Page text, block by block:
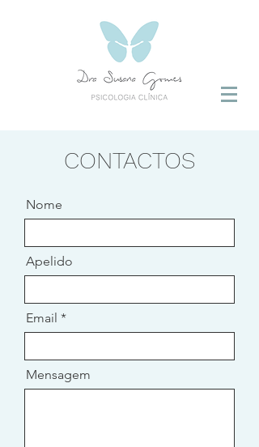
CONTACTOS
Nome
Apelido
Email
Mensagem